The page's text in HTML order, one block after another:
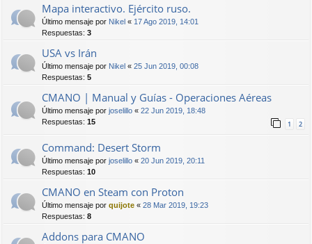
Mapa interactivo. Ejército ruso.
Último mensaje por Nikel « 17 Ago 2019, 14:01
Respuestas: 3
USA vs Irán
Último mensaje por Nikel « 25 Jun 2019, 00:08
Respuestas: 5
CMANO | Manual y Guías - Operaciones Aéreas
Último mensaje por joselillo « 22 Jun 2019, 18:48
Respuestas: 15 1 2
Command: Desert Storm
Último mensaje por joselillo « 20 Jun 2019, 20:11
Respuestas: 10
CMANO en Steam con Proton
Último mensaje por quijote « 28 Mar 2019, 19:23
Respuestas: 8
Addons para CMANO